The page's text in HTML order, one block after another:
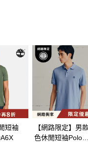
短袖
【網路限定】男
色休閒短袖Polo